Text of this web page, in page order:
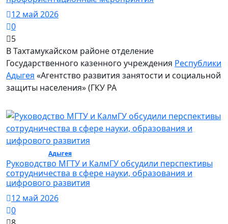
12 май 2026
0
5
В Тахтамукайском районе отделение
Государственного казенного учреждения Республики
Адыгея «Агентство развития занятости и социальной
защиты населения» (ГКУ РА
Адыгея/ Общество
Руководство МГТУ и КалмГУ обсудили перспективы
сотрудничества в сфере науки, образования и
цифрового развития
12 май 2026
0